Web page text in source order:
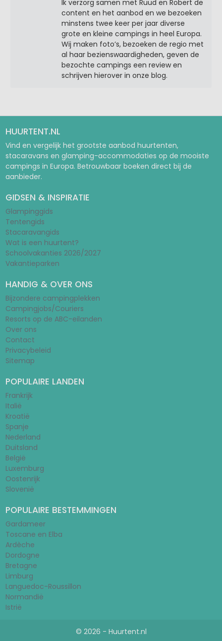
Ik verzorg samen met Ruud en Robert de
content en het aanbod en we bezoeken
minstens twee keer per jaar diverse
grote en kleine campings in heel Europa.
Wij maken foto’s, bezoeken de regio met
al haar bezienswaardigheden, geven de
bezochte campings een review en
schrijven hierover in onze blog.
HUURTENT.NL
Vind en vergelijk het grootste aanbod huurtenten,
stacaravans en glamping-accommodaties op de mooiste
campings in Europa. Betrouwbaar boeken direct bij de
aanbieder.
GIDSEN & INSPIRATIE
Glampinggids
Tentengids
Stacaravangids
Wat is een huurtent?
Schoolvakanties 2026/2027
Vakantieparken
HANDIG & OVER ONS
Bijzondere campingplekken
Campingjobs/Couriers
Resorts op de ABC-eilanden
Over ons
Contact
Privacybeleid
Sitemap
POPULAIRE LANDEN
Frankrijk
Italië
Kroatië
Spanje
Nederland
Duitsland
België
Luxemburg
Oostenrijk
Slovenië
POPULAIRE BESTEMMINGEN
Gardameer
Toscane en Elba
Ardèche
Dordogne
Bretagne
Limburg
Languedoc-Roussillon
Normandië
Istrië
© 2026 - Huurtent.nl